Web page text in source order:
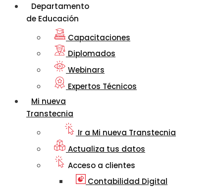
Departamento
de Educación
Capacitaciones
Diplomados
Webinars
Expertos Técnicos
Mi nueva
Transtecnia
Ir a Mi nueva Transtecnia
Actualiza tus datos
Acceso a clientes
Contabilidad Digital